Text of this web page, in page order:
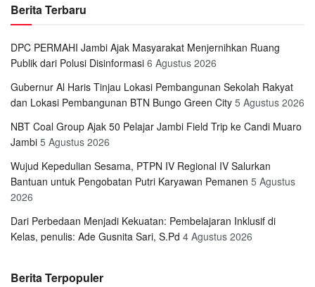
Berita Terbaru
DPC PERMAHI Jambi Ajak Masyarakat Menjernihkan Ruang
Publik dari Polusi Disinformasi 6 Agustus 2026
Gubernur Al Haris Tinjau Lokasi Pembangunan Sekolah Rakyat
dan Lokasi Pembangunan BTN Bungo Green City 5 Agustus 2026
NBT Coal Group Ajak 50 Pelajar Jambi Field Trip ke Candi Muaro
Jambi 5 Agustus 2026
Wujud Kepedulian Sesama, PTPN IV Regional IV Salurkan
Bantuan untuk Pengobatan Putri Karyawan Pemanen 5 Agustus
2026
Dari Perbedaan Menjadi Kekuatan: Pembelajaran Inklusif di
Kelas, penulis: Ade Gusnita Sari, S.Pd 4 Agustus 2026
Berita Terpopuler